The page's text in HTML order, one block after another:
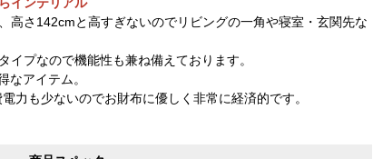
高さ142cmと高すぎないのでリビングの一角や寝室・玄関先な
イプなので機能性も兼ね備えております。
なアイテム。
力も少ないのでお財布に優しく非常に経済的です。